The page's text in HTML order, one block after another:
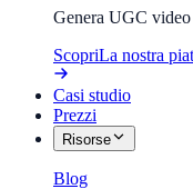
Genera UGC
ScopriLa nostra
Casi studio
Prezzi
Risorse
Blog